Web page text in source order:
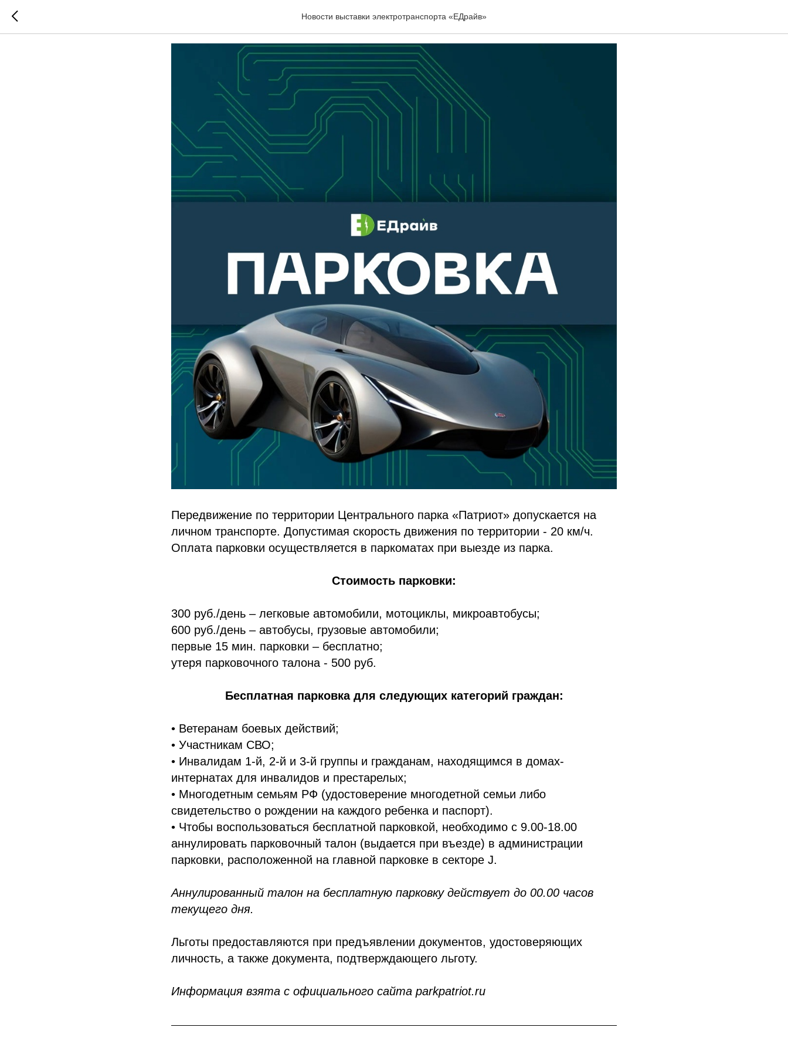
Новости выставки электротранспорта «ЕДрайв»
Парковка на выставке
Передвижение по территории Центрального парка «Патриот» допускается на
личном транспорте. Допустимая скорость движения по территории - 20 км/ч.
Оплата парковки осуществляется в паркоматах при выезде из парка.
Стоимость парковки:
300 руб./день – легковые автомобили, мотоциклы, микроавтобусы;
600 руб./день – автобусы, грузовые автомобили;
первые 15 мин. парковки – бесплатно;
утеря парковочного талона - 500 руб.
Бесплатная парковка для следующих категорий граждан:
• Ветеранам боевых действий;
• Участникам СВО;
• Инвалидам 1-й, 2-й и 3-й группы и гражданам, находящимся в домах-
интернатах для инвалидов и престарелых;
• Многодетным семьям РФ (удостоверение многодетной семьи либо
свидетельство о рождении на каждого ребенка и паспорт).
• Чтобы воспользоваться бесплатной парковкой, необходимо с 9.00-18.00
аннулировать парковочный талон (выдается при въезде) в администрации
парковки, расположенной на главной парковке в секторе J.
Аннулированный талон на бесплатную парковку действует до 00.00 часов
текущего дня.
Льготы предоставляются при предъявлении документов, удостоверяющих
личность, а также документа, подтверждающего льготу.
Информация взята с официального сайта parkpatriot.ru